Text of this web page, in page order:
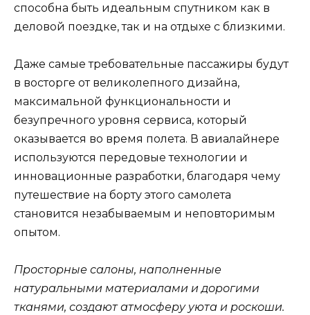
способна быть идеальным спутником как в
деловой поездке, так и на отдыхе с близкими.
Даже самые требовательные пассажиры будут
в восторге от великолепного дизайна,
максимальной функциональности и
безупречного уровня сервиса, который
оказывается во время полета. В авиалайнере
используются передовые технологии и
инновационные разработки, благодаря чему
путешествие на борту этого самолета
становится незабываемым и неповторимым
опытом.
Просторные салоны, наполненные
натуральными материалами и дорогими
тканями, создают атмосферу уюта и роскоши.